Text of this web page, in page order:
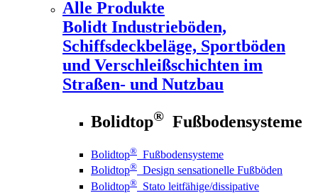
Alle Produkte
Bolidt Industrieböden,
Schiffsdeckbeläge, Sportböden
und Verschleißschichten im
Straßen- und Nutzbau
Bolidtop® Fußbodensysteme
Bolidtop® Fußbodensysteme
Bolidtop® Design sensationelle Fußböden
Bolidtop® Stato leitfähige/dissipative